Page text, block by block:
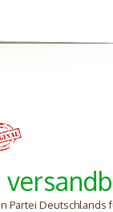
Partei